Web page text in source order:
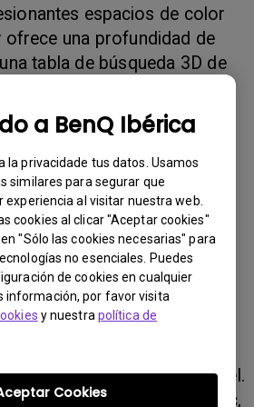
a BenQ Ibérica
la privacidade tus datos. Usamos
similares para segurar que
al visitar nuestra web.
cookies al clicar "Aceptar cookies"
"Sólo las cookies necesarias" para
no esenciales. Puedes
de cookies en cualquier
información, por favor visita
y nuestra política de
Cookies
espacios de color
ofrece una profundidad de
tabla de búsqueda 3D de
colores impecables con
La consistencia cotidiana
lograr con el hardware
del color. Todos los
un informe de calibración
y certificaciones de CalMAN
emplea un panel ART
Technology) para
y el deslumbramiento,
un efecto similar al papel.
el software Paper Color Sync,